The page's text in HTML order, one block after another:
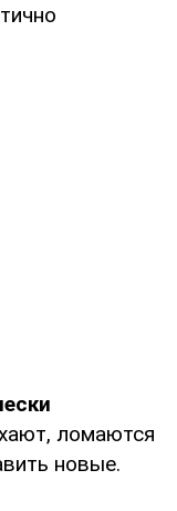
ломаются
новые.